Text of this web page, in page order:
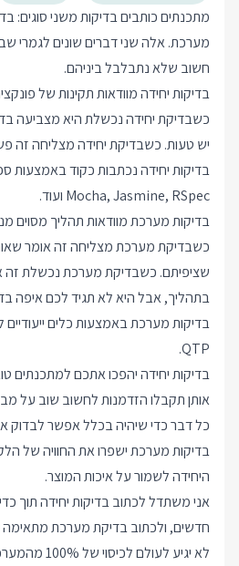
מתכנתים כותבים בדיקות משני סוגים:
מערכת. אלה שני דברים שונים לגמרי
חשוב שלא נתבלבל ביניהם.
בדיקות יחידה מוודאות תקינות של
כשבדיקת יחידה נכשלת היא מצביעה
יש טעות. כשבדיקת יחידה מצליחה זה
Mocha, Jasmine, RSpec ועוד.
בדיקות מערכת מוודאות תהליך
כשבדיקת מערכת מצליחה זה אומר
שציפיתם. כשבדיקת מערכת נכשלת זה
בתהליך, אבל היא לא תגיד לכם איפה
QTP.
בדיקות יחידה יהפכו אתכם למתכנתים
אותן תקבלו הזדמנות לחשוב שוב על
כל דבר כדי שיהיה בכלל אפשר לבדוק
בדיקות מערכת ישפרו את החוויה של
היחידה לשמור על איכות המוצר.
אני משתדל לכתוב בדיקות יחידה תוך
חדשים, ולכתוב בדיקת מערכת
לא יגיע לעולם